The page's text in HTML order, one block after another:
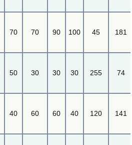
70 70 90 100 45 181
50 30 30 30 255 74
40 60 60 40 120 141